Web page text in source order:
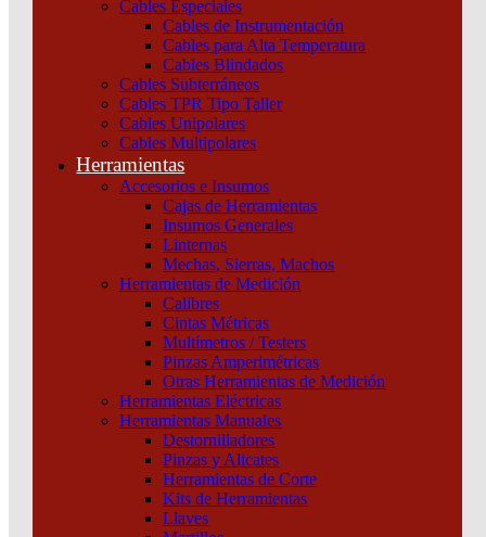
Cables Especiales
Cables de Instrumentación
Cables para Alta Temperatura
Cables Blindados
Cables Subterráneos
Cables TPR Tipo Taller
Cables Unipolares
Cables Multipolares
Herramientas
Accesorios e Insumos
Cajas de Herramientas
Insumos Generales
Linternas
Mechas, Sierras, Machos
Herramientas de Medición
Calibres
Cintas Métricas
Multímetros / Testers
Pinzas Amperimétricas
Otras Herramientas de Medición
Herramientas Eléctricas
Herramientas Manuales
Destornilladores
Pinzas y Alicates
Herramientas de Corte
Kits de Herramientas
Llaves
Maniobra y Protección/Dispositivos de
Interruptores y seccionadores
B (25 Ka A 415 Vca) 3P 3D Unidad De Control Tmd De 32 A
Conectores Everlink Schneider
Interruptor Compact Nsxm B (25 Ka A 415 Vca) 3P
3D Unidad De Control Tmd De 32 A Conectores
Everlink Schneider
Interruptores y seccionadores